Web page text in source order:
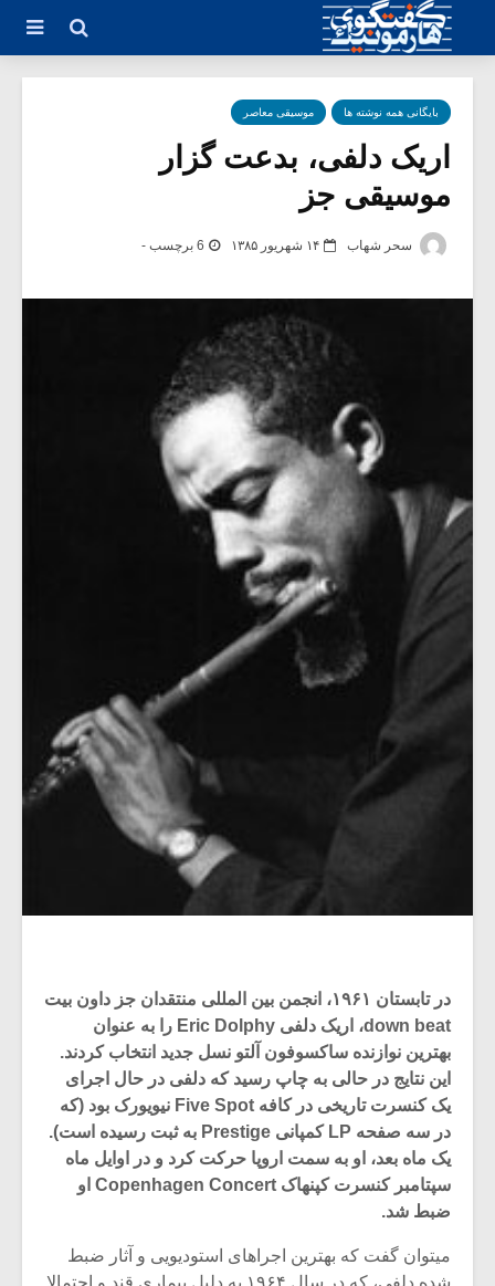
بایگانی همه نوشته ها موسیقی معاصر
اریک دلفی، بدعت گزار
موسیقی جز
سحر شهاب ۱۴ شهریور ۱۳۸۵ 6 برچسب -
در تابستان ۱۹۶۱، انجمن بین المللی منتقدان جز داون بیت
down beat، اریک دلفی Eric Dolphy را به عنوان
بهترین نوازنده ساکسوفون آلتو نسل جدید انتخاب کردند.
این نتایج در حالی به چاپ رسید که دلفی در حال اجرای
یک کنسرت تاریخی در کافه Five Spot نیویورک بود (که
در سه صفحه LP کمپانی Prestige به ثبت رسیده است).
یک ماه بعد، او به سمت اروپا حرکت کرد و در اوایل ماه
سپتامبر کنسرت کپنهاک Copenhagen Concert او
ضبط شد.
میتوان گفت که بهترین اجراهای استودیویی و آثار ضبط
شده دلفی، که در سال ۱۹۶۴ به دلیل بیماری قند و احتمالا